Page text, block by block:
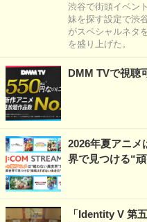
渋谷で街頭イベン
妹を探す設定で渋
がスペシャルネタ
を盛り上げた。
DMM TVで視聴
2026年夏アニメ
界で見つける“
「Identity V 第